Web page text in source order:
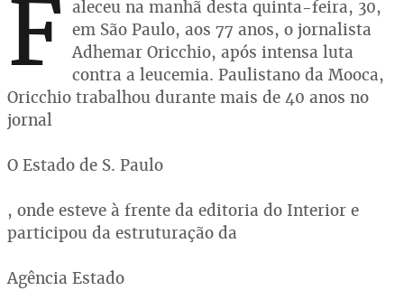
F aleceu na manhã desta quinta-feira, 30,
em São Paulo, aos 77 anos, o jornalista
Adhemar Oricchio, após intensa luta
contra a leucemia. Paulistano da Mooca,
Oricchio trabalhou durante mais de 40 anos no
jornal
O Estado de S. Paulo
, onde esteve à frente da editoria do Interior e
participou da estruturação da
Agência Estado